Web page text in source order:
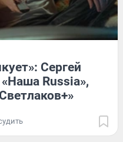
Сергей
Russia»,